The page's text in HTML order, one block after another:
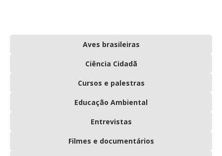
Aves brasileiras
Ciência Cidadã
Cursos e palestras
Educação Ambiental
Entrevistas
Filmes e documentários